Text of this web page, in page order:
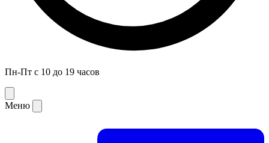
Пн-Пт с 10 до 19 часов
Меню